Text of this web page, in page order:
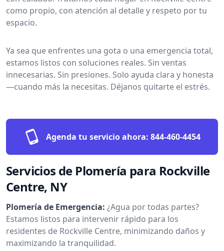
como propio, con atención al detalle y respeto por tu
espacio.
Ya sea que enfrentes una gota o una emergencia total,
estamos listos con soluciones reales. Sin ventas
innecesarias. Sin presiones. Solo ayuda clara y honesta
—cuando más la necesitas. Déjanos quitarte el estrés.
Agenda tu servicio ahora: 844-460-4454
Servicios de Plomería para Rockville
Centre, NY
Plomería de Emergencia: ¿Agua por todas partes?
Estamos listos para intervenir rápido para los
residentes de Rockville Centre, minimizando daños y
maximizando la tranquilidad.